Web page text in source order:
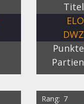
Titel
ELO
DWZ
Punkte
Partien
Rang 7